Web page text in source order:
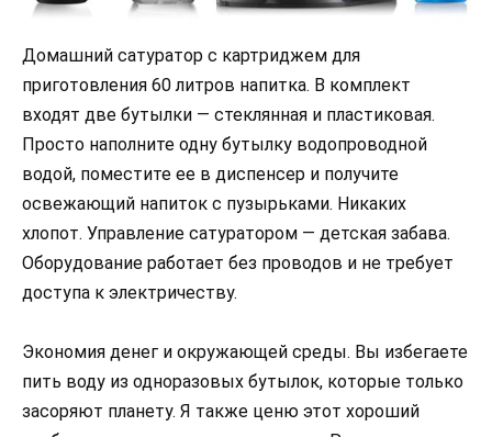
Домашний сатуратор с картриджем для
приготовления 60 литров напитка. В комплект
входят две бутылки — стеклянная и пластиковая.
Просто наполните одну бутылку водопроводной
водой, поместите ее в диспенсер и получите
освежающий напиток с пузырьками. Никаких
хлопот. Управление сатуратором — детская забава.
Оборудование работает без проводов и не требует
доступа к электричеству.
Экономия денег и окружающей среды. Вы избегаете
пить воду из одноразовых бутылок, которые только
засоряют планету. Я также ценю этот хороший